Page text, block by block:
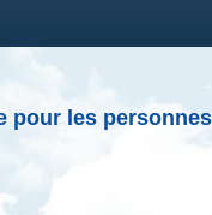
pour les